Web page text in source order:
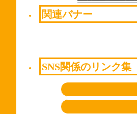
関連バナー
SNS関係のリンク集